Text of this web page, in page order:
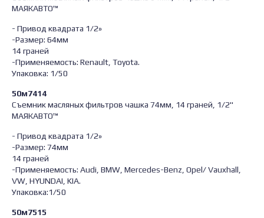
МАЯКАВТО™
- Привод квадрата 1/2»
-Размер: 64мм
14 граней
-Применяемость: Renault, Toyota.
Упаковка: 1/50
50м7414
Съемник масляных фильтров чашка 74мм, 14 граней, 1/2"
МАЯКАВТО™
- Привод квадрата 1/2»
-Размер: 74мм
14 граней
-Применяемость: Audi, BMW, Mercedes-Benz, Opel/ Vauxhall,
VW, HYUNDAI, KIA.
Упаковка:1/50
50м7515